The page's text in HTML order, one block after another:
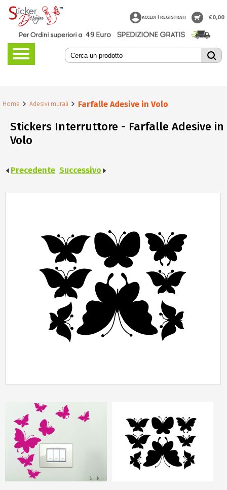
Home Adesivi murali Farfalle Adesive in Volo
Stickers Interruttore - Farfalle Adesive in
Volo
Precedente Successivo
ACCEDI | REGISTRATI €0,00